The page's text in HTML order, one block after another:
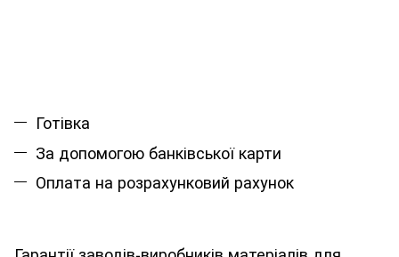
Готівка
За допомогою банківської карти
Оплата на розрахунковий рахунок